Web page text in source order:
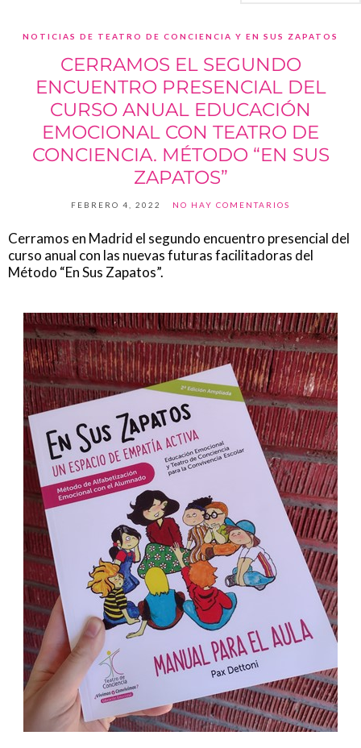
NOTICIAS DE TEATRO DE CONCIENCIA Y EN SUS ZAPATOS
CERRAMOS EL SEGUNDO
ENCUENTRO PRESENCIAL DEL
CURSO ANUAL EDUCACIÓN
EMOCIONAL CON TEATRO DE
CONCIENCIA. MÉTODO “EN SUS
ZAPATOS”
FEBRERO 4, 2022 NO HAY COMENTARIOS
Cerramos en Madrid el segundo encuentro presencial del
curso anual con las nuevas futuras facilitadoras del
Método “En Sus Zapatos”.